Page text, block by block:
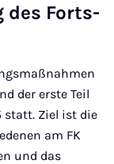
des Fort­s­
der erste Teil
statt. Ziel ist die
am FK
und das